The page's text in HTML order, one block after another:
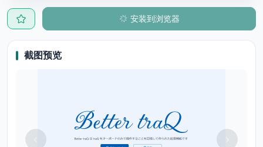
安装到浏览器
截图预览